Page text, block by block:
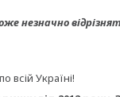
незначно
всій Україні!